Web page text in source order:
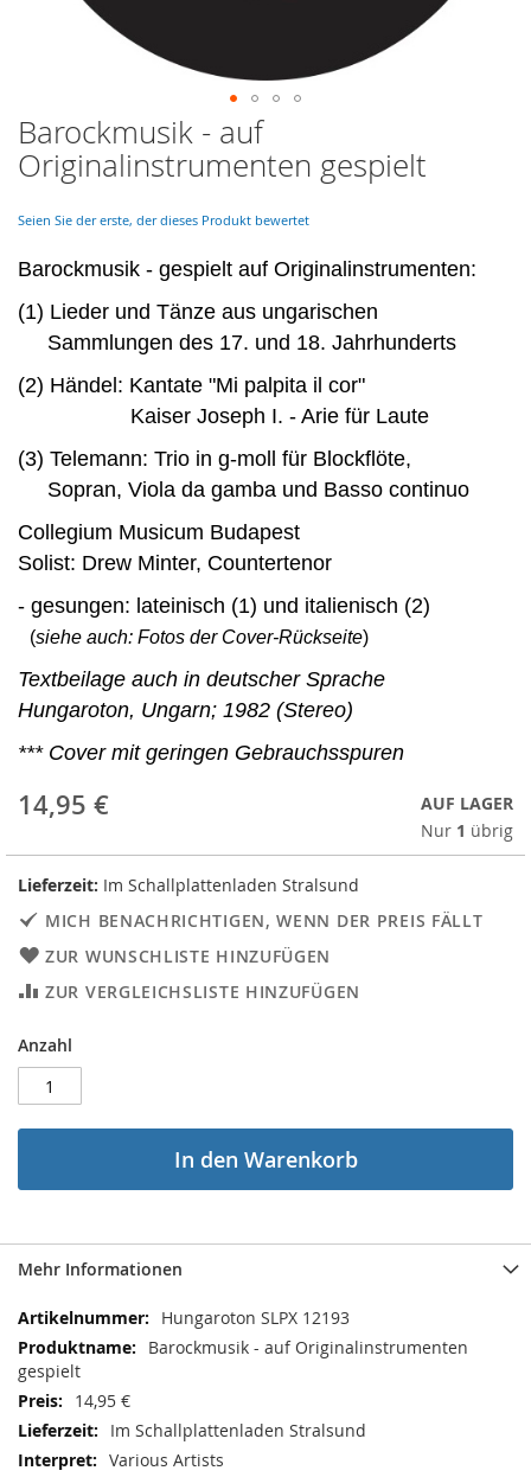
Skip
to
the
of
images
Barockmusik - auf
Originalinstrumenten gespielt
Seien Sie der erste, der dieses Produkt bewertet
Barockmusik - gespielt auf Originalinstrumenten:
(1) Lieder und Tänze aus ungarischen
Sammlungen des 17. und 18. Jahrhunderts
(2) Händel: Kantate "Mi palpita il cor"
Kaiser Joseph I. - Arie für Laute
(3) Telemann: Trio in g-moll für Blockflöte,
Sopran, Viola da gamba und Basso continuo
Collegium Musicum Budapest
Solist: Drew Minter, Countertenor
- gesungen: lateinisch (1) und italienisch (2)
(siehe auch: Fotos der Cover-Rückseite)
Textbeilage auch in deutscher Sprache
Hungaroton, Ungarn; 1982 (Stereo)
*** Cover mit geringen Gebrauchsspuren
14,95 €
AUF LAGER
Nur 1 übrig
Lieferzeit: Im Schallplattenladen Stralsund
MICH BENACHRICHTIGEN, WENN DER PREIS FÄLLT
ZUR WUNSCHLISTE HINZUFÜGEN
ZUR VERGLEICHSLISTE HINZUFÜGEN
Anzahl
In den Warenkorb
Mehr Informationen
Mehr
Informationen
Hungaroton SLPX 12193
Barockmusik - auf Originalinstrumenten
gespielt
14,95 €
Im Schallplattenladen Stralsund
Various Artists